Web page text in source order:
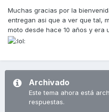
Muchas gracias por la
entregan asi que a ver que tal,
moto desde hace 10 años y era
Archivado
Este tema ahora está
respuestas.